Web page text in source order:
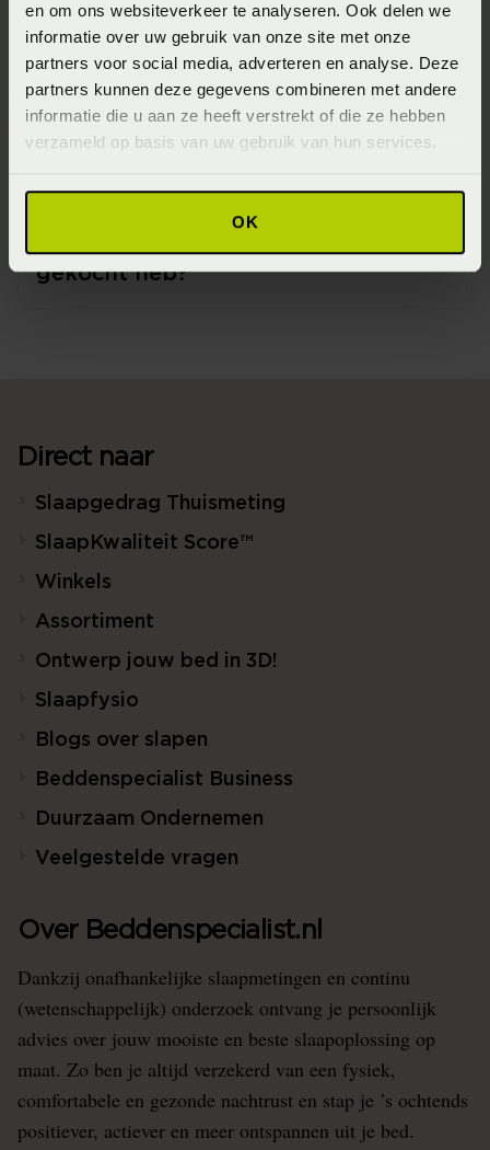
en om ons websiteverkeer te analyseren. Ook delen we
informatie over uw gebruik van onze site met onze
partners voor social media, adverteren en analyse. Deze
partners kunnen deze gegevens combineren met andere
informatie die u aan ze heeft verstrekt of die ze hebben
verzameld op basis van uw gebruik van hun services.
OK
Garanties
Hoe lang heb ik garantie?
gekocht heb?
Direct naar
Slaapgedrag Thuismeting
SlaapKwaliteit Score™
Winkels
Assortiment
Ontwerp jouw bed in 3D!
Slaapfysio
Blogs over slapen
Beddenspecialist Business
Duurzaam Ondernemen
Veelgestelde vragen
Over Beddenspecialist.nl
Dankzij onafhankelijke slaapmetingen en continu
(wetenschappelijk) onderzoek ontvang je persoonlijk
advies over jouw mooiste en beste slaapoplossing op
maat. Zo ben je altijd verzekerd van een fysiek,
comfortabele en gezonde nachtrust en stap je ’s ochtends
positiever, actiever en meer ontspannen uit je bed.